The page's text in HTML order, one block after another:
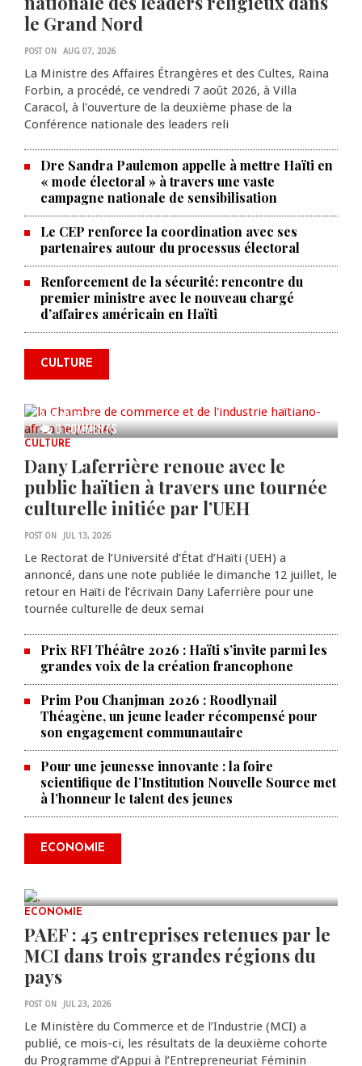
le Grand Nord
POST ON AUG 07, 2026
La Ministre des Affaires Étrangères et des Cultes, Raina
Forbin, a procédé, ce vendredi 7 août 2026, à Villa
Caracol, à l'ouverture de la deuxième phase de la
Conférence nationale des leaders reli
Dre Sandra Paulemon appelle à mettre Haïti en
« mode électoral » à travers une vaste
campagne nationale de sensibilisation
Le CEP renforce la coordination avec ses
partenaires autour du processus électoral
Renforcement de la sécurité: rencontre du
premier ministre avec le nouveau chargé
d’affaires américain en Haïti
CULTURE
0 COMMENTS
La Chambre de commerce et de
l'industrie haïtiano-africaine
annonce des activités pour
commémorer le 235e
anniversaire de la cérémonie du
AUG 05, 2026
CULTURE
Dany Laferrière renoue avec le
public haïtien à travers une tournée
culturelle initiée par l’UEH
POST ON JUL 13, 2026
Le Rectorat de l’Université d’État d’Haïti (UEH) a
annoncé, dans une note publiée le dimanche 12 juillet, le
retour en Haïti de l’écrivain Dany Laferrière pour une
tournée culturelle de deux semai
Prix RFI Théâtre 2026 : Haïti s’invite parmi les
grandes voix de la création francophone
Prim Pou Chanjman 2026 : Roodlynail
Théagène, un jeune leader récompensé pour
son engagement communautaire
Pour une jeunesse innovante : la foire
scientifique de l’Institution Nouvelle Source met
à l’honneur le talent des jeunes
ECONOMIE
0 COMMENTS
Produire le savoir pour
transformer Haïti : BRH lance la
2ᵉ édition de ses Journées
scientifiques
ECONOMIE
PAEF : 45 entreprises retenues par le
MCI dans trois grandes régions du
pays
POST ON JUL 23, 2026
Le Ministère du Commerce et de l’Industrie (MCI) a
publié, ce mois-ci, les résultats de la deuxième cohorte
du Programme d’Appui à l’Entrepreneuriat Féminin